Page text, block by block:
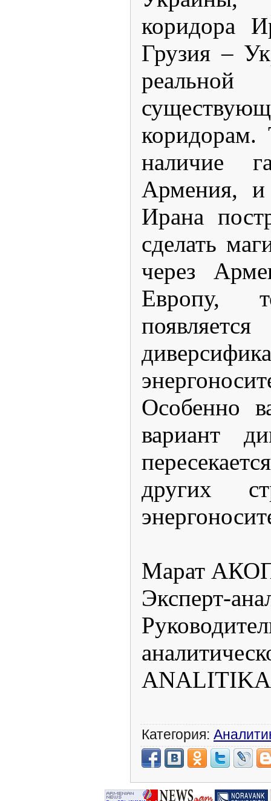
коридора
Грузия –
реальной
коридорам.
наличие
Армения, и
Ирана
сделать
через
Европу,
Особенно
вариант
других
Марат
Эксперт-
Категория: